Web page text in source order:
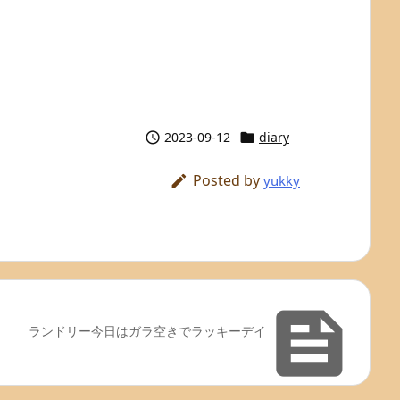
 2023-09-12  diary
 Posted by yukky

ランドリー今日はガラ空きでラッキーデイ